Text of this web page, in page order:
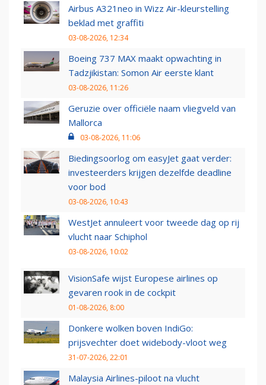
Airbus A321neo in Wizz Air-kleurstelling
beklad met graffiti
03-08-2026, 12:34
Boeing 737 MAX maakt opwachting in
Tadzjikistan: Somon Air eerste klant
03-08-2026, 11:26
Geruzie over officiële naam vliegveld van
Mallorca
03-08-2026, 11:06
Biedingsoorlog om easyJet gaat verder:
investeerders krijgen dezelfde deadline
voor bod
03-08-2026, 10:43
WestJet annuleert voor tweede dag op rij
vlucht naar Schiphol
03-08-2026, 10:02
VisionSafe wijst Europese airlines op
gevaren rook in de cockpit
01-08-2026, 8:00
Donkere wolken boven IndiGo:
prijsvechter doet widebody-vloot weg
31-07-2026, 22:01
Malaysia Airlines-piloot na vlucht